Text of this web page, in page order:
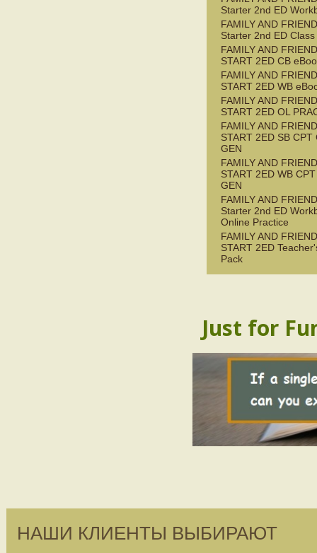
Starter 2nd ED
FAMILY AND
Starter 2nd ED
FAMILY AND
START 2ED CB
FAMILY AND
START 2ED WB
FAMILY AND
START 2ED OL
FAMILY AND
START 2ED SB CPT
GEN
FAMILY AND
START 2ED WB
GEN
FAMILY AND
Starter 2nd ED
Online Practice
FAMILY AND
START 2ED
Pack
Just for
НАШИ КЛИЕНТЫ ВЫБИРАЮТ